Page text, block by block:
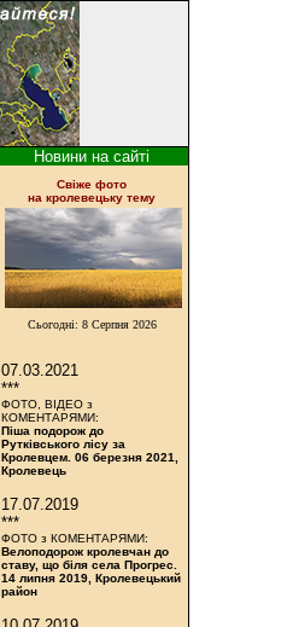
Новини на сайті
Cвіже фото
на кролевецьку тему
Сьогодні: 8 Серпня 2026
07.03.2021
***
ФОТО, ВІДЕО з
КОМЕНТАРЯМИ:
Піша подорож до
Рутківського лісу за
Кролевцем. 06 березня 2021,
Кролевець
17.07.2019
***
ФОТО з КОМЕНТАРЯМИ:
Велоподорож кролевчан до
ставу, що біля села Прогрес.
14 липня 2019, Кролевецький
район